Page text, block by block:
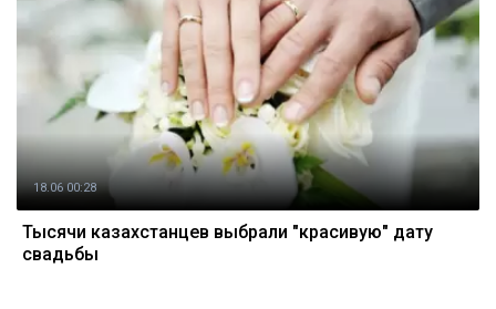
18.06 00:28
Тысячи казахстанцев выбрали "красивую" дату
свадьбы